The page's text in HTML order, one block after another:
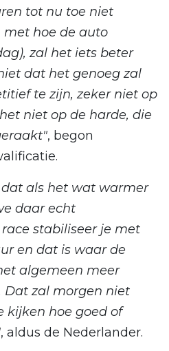
tot nu toe niet
hoe de auto
zal het iets beter
dat het genoeg zal
te zijn, zeker niet op
niet op de harde, die
, begon
als het wat warmer
daar echt
stabiliseer je met
en dat is waar de
algemeen meer
Dat zal morgen niet
kijken hoe goed of
, aldus de Nederlander.